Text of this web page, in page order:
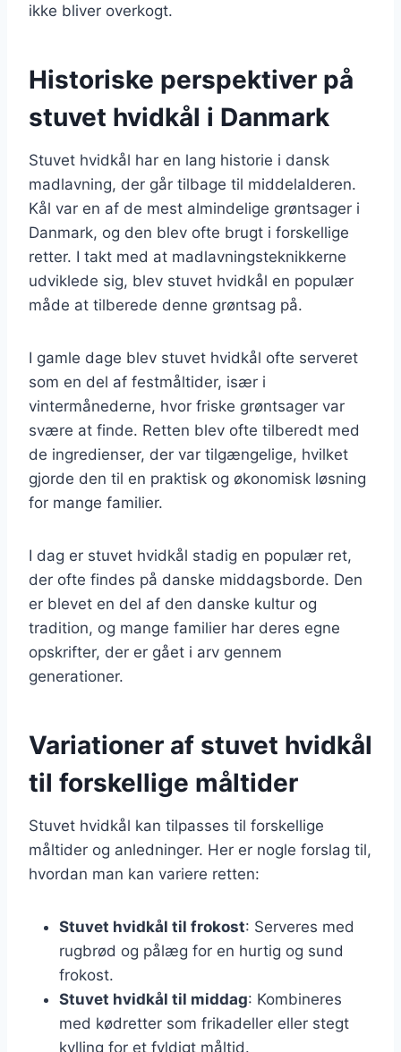
ikke bliver overkogt.
Historiske perspektiver på
stuvet hvidkål i Danmark
Stuvet hvidkål har en lang historie i dansk
madlavning, der går tilbage til middelalderen.
Kål var en af de mest almindelige grøntsager i
Danmark, og den blev ofte brugt i forskellige
retter. I takt med at madlavningsteknikkerne
udviklede sig, blev stuvet hvidkål en populær
måde at tilberede denne grøntsag på.
I gamle dage blev stuvet hvidkål ofte serveret
som en del af festmåltider, især i
vintermånederne, hvor friske grøntsager var
svære at finde. Retten blev ofte tilberedt med
de ingredienser, der var tilgængelige, hvilket
gjorde den til en praktisk og økonomisk løsning
for mange familier.
I dag er stuvet hvidkål stadig en populær ret,
der ofte findes på danske middagsborde. Den
er blevet en del af den danske kultur og
tradition, og mange familier har deres egne
opskrifter, der er gået i arv gennem
generationer.
Variationer af stuvet hvidkål
til forskellige måltider
Stuvet hvidkål kan tilpasses til forskellige
måltider og anledninger. Her er nogle forslag til,
hvordan man kan variere retten:
Stuvet hvidkål til frokost: Serveres med
rugbrød og pålæg for en hurtig og sund
frokost.
Stuvet hvidkål til middag: Kombineres
med kødretter som frikadeller eller stegt
kylling for et fyldigt måltid.